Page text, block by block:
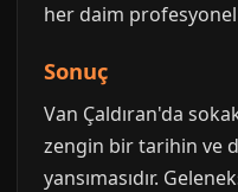
her daim
Sonuç
Van Çaldıran'da
zengin bir tarihin ve
yansımasıdır.